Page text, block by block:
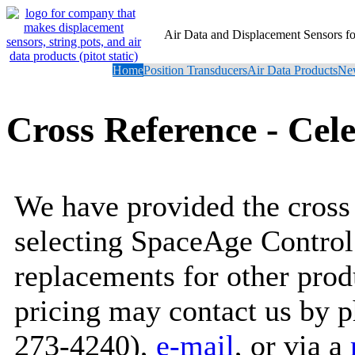
Air Data and Displacement Sensors
HomePosition TransducersAir Data Products
Cross Reference -
We have provided the
selecting SpaceAge
replacements for other
pricing may contact us by
273-4240), e-mail, or via a